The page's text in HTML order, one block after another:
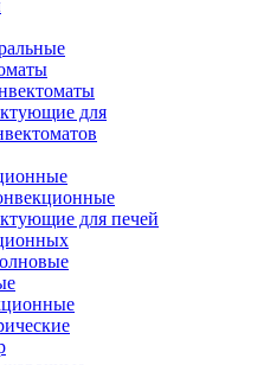
для
для печей